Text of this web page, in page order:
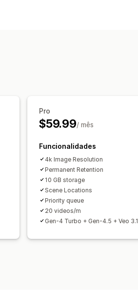
Pro
$59.99/ mês
Funcionalidades
4k Image Resolution
Permanent Retention
10 GB storage
Scene Locations
Priority queue
20 videos/m
Gen-4 Turbo + Gen-4.5 + Veo 3.1